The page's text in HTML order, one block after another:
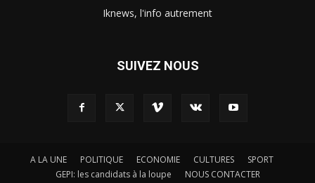
Iknews, l'info autrement
SUIVEZ NOUS
A LA UNE POLITIQUE ECONOMIE CULTURES
SPORT
GEPI: les candidats à la loupe
NOUS CONTACTER